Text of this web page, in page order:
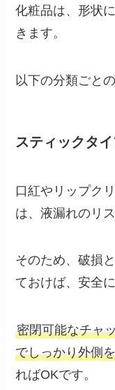
化粧品は、形状
きます。
以下の分類ごと
スティックタイ
口紅やリップク
は、液漏れのリ
そのため、破損
ておけば、安全
密閉可能なチャ
でしっかり外側
ればOKです。